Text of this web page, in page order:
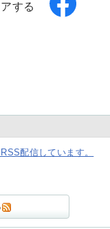
する
配信しています。